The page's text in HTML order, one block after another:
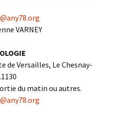
VARNEY
de Versailles, Le Chesnay-
du matin ou autres.